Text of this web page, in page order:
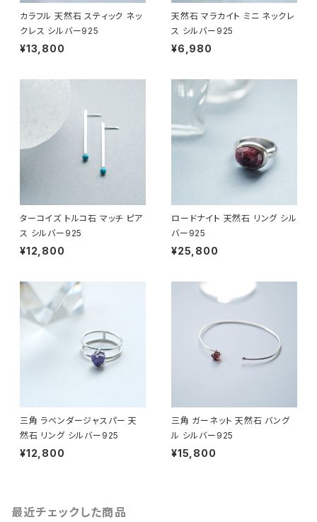
カラフル 天然石 スティック ネッ
クレス シルバー925
¥13,800
天然石 マラカイト ミニ ネックレ
ス シルバー925
¥6,980
ターコイズ トルコ石 マッチ ピア
ス シルバー925
¥12,800
ロードナイト 天然石 リング シル
バー925
¥25,800
三角 ラベンダージャスパー 天
然石 リング シルバー925
¥12,800
三角 ガーネット 天然石 バング
ル シルバー925
¥15,800
最近チェックした商品